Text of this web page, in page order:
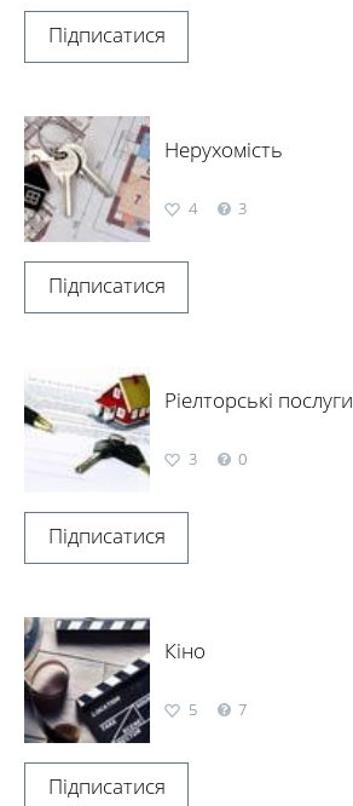
Підписатися
Нерухомість
4 3
Підписатися
Ріелторські послуги
3 0
Підписатися
Кіно
5 7
Підписатися